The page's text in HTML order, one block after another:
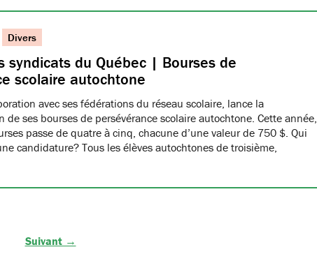
Divers
syndicats du Québec | Bourses de
scolaire autochtone
avec ses fédérations du réseau scolaire, lance la
de ses bourses de persévérance scolaire autochtone. Cette année,
passe de quatre à cinq, chacune d’une valeur de 750 $. Qui
candidature? Tous les élèves autochtones de troisième,
Suivant →